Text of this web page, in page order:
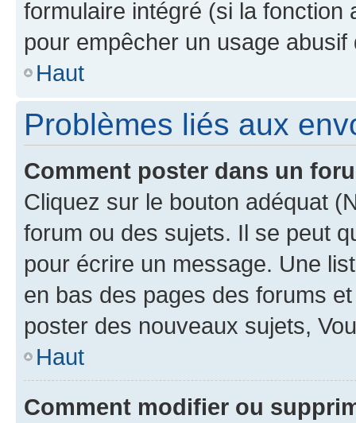
formulaire intégré (si la fonction
pour empêcher un usage
Haut
Problèmes liés aux
Comment poster dans un
Cliquez sur le bouton adéquat
forum ou des sujets. Il se peut
pour écrire un message. Une
en bas des pages des forums
poster des nouveaux sujets,
Haut
Comment modifier ou